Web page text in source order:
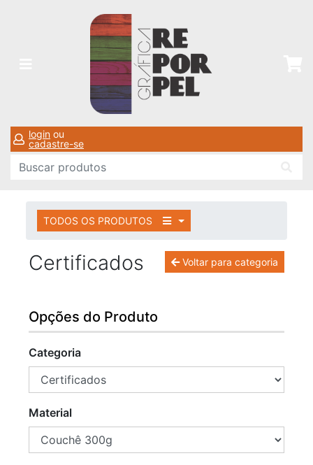
login ou
cadastre-se
TODOS OS PRODUTOS
Certificados Voltar para categoria
Opções do Produto
Categoria
Material